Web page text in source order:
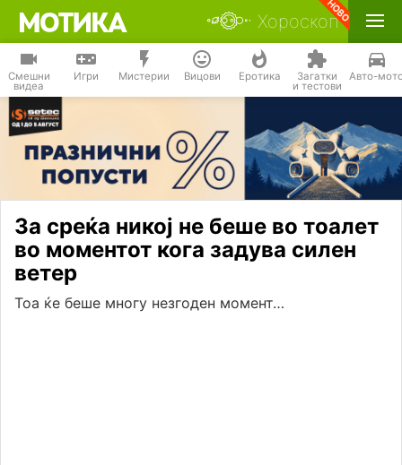
Хороскоп
Смешни
видеа
Игри Мистерии Вицови Еротика Загатки
и тестови
Авто-
За среќа никој не беше во тоалет
во моментот кога задува силен
ветер
Тоа ќе беше многу незгоден момент…